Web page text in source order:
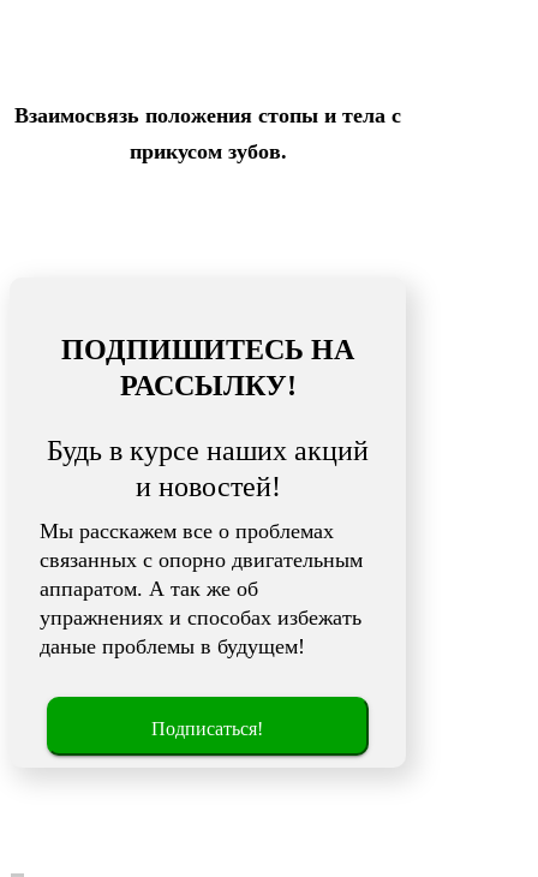
Взаимосвязь положения стопы и тела с
прикусом зубов.
ПОДПИШИТЕСЬ НА
РАССЫЛКУ!
Будь в курсе наших акций
и новостей!
Мы расскажем все о проблемах
связанных с опорно двигательным
аппаратом. А так же об
упражнениях и способах избежать
даные проблемы в будущем!
Подписаться!